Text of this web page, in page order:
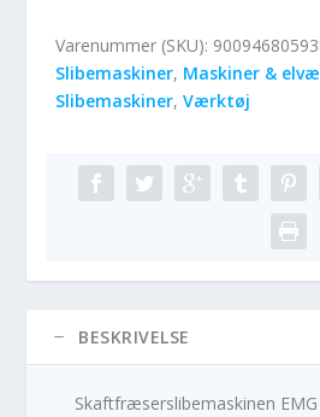
Varenummer (SKU):
Slibemaskiner, Maskiner &
Slibemaskiner,Værktøj
BESKRIVELSE
Skaftfræserslibemaskinen